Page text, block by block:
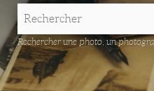
Rechercher une photo, un